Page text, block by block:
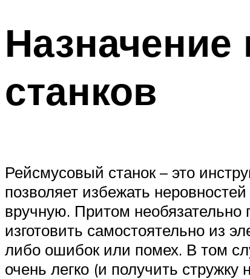
станков
Рейсмусовый станок – это
позволяет избежать
вручную. Притом необязательно
изготовить самостоятельно из
либо ошибок или помех. В том
очень легко (и получить